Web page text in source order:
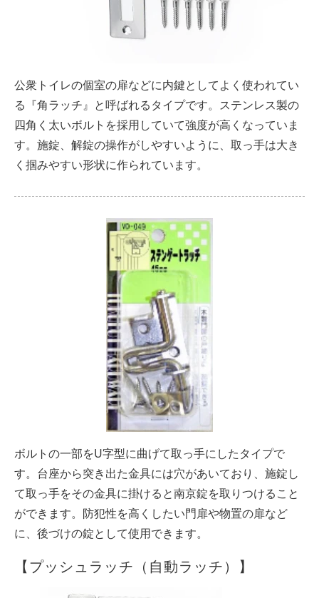
公衆トイレの個室の扉などに内鍵としてよく使われてい
る『角ラッチ』と呼ばれるタイプです。ステンレス製の
四角く太いボルトを採用していて強度が高くなっていま
す。施錠、解錠の操作がしやすいように、取っ手は大き
く掴みやすい形状に作られています。
ボルトの一部をU字型に曲げて取っ手にしたタイプで
す。台座から突き出た金具には穴があいており、施錠し
て取っ手をその金具に掛けると南京錠を取りつけること
ができます。防犯性を高くしたい門扉や物置の扉など
に、後づけの錠として使用できます。
【プッシュラッチ（自動ラッチ）】